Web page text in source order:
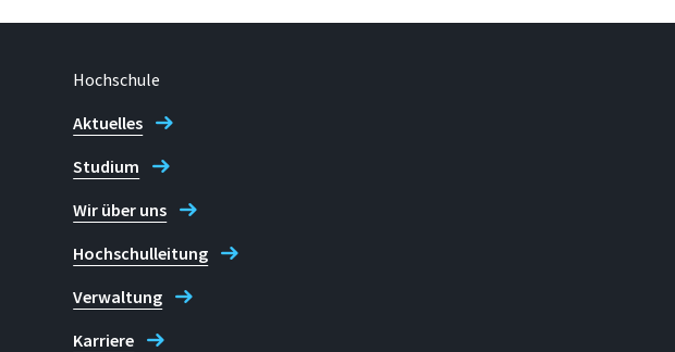
Hochschule
Aktuelles
Studium
Wir über uns
Hochschulleitung
Verwaltung
Karriere